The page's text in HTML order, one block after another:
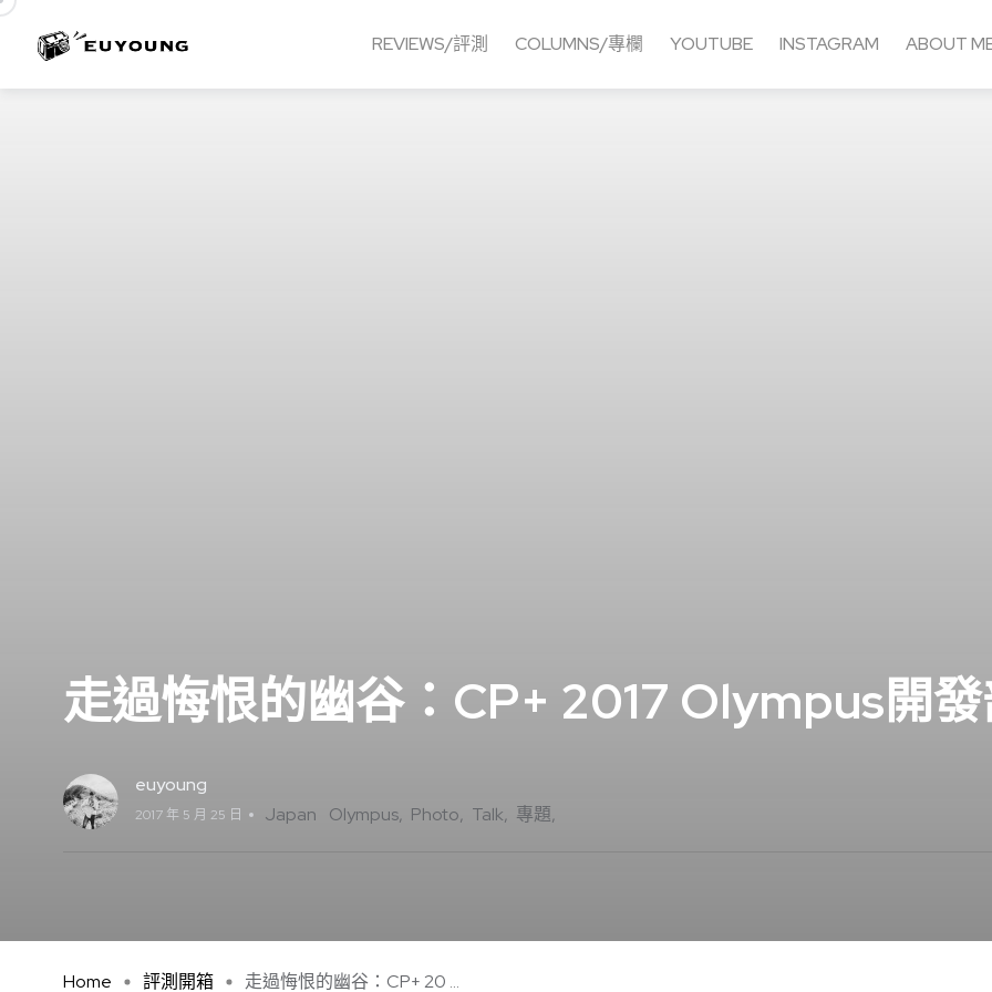
REVIEWS/評測 COLUMNS/專欄 YOUTUBE INSTAGRAM ABOUT
走過悔恨的幽谷：CP+ 2017 Olympus開
euyoung
2017 年 5 月 25 日 Japan Olympus Photo Talk 專題
Home 評測開箱 走過悔恨的幽谷：CP+ 20 ...